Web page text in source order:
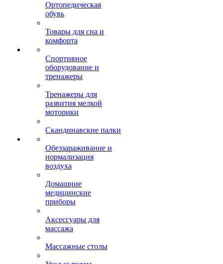
Ортопедическая
обувь
Товары для сна и
комфорта
Спортивное
оборудование и
тренажеры
Тренажеры для
развития мелкой
моторики
Скандинавские палки
Обеззараживание и
нормализация
воздуха
Домашние
медицинские
приборы
Аксессуары для
массажа
Массажные столы